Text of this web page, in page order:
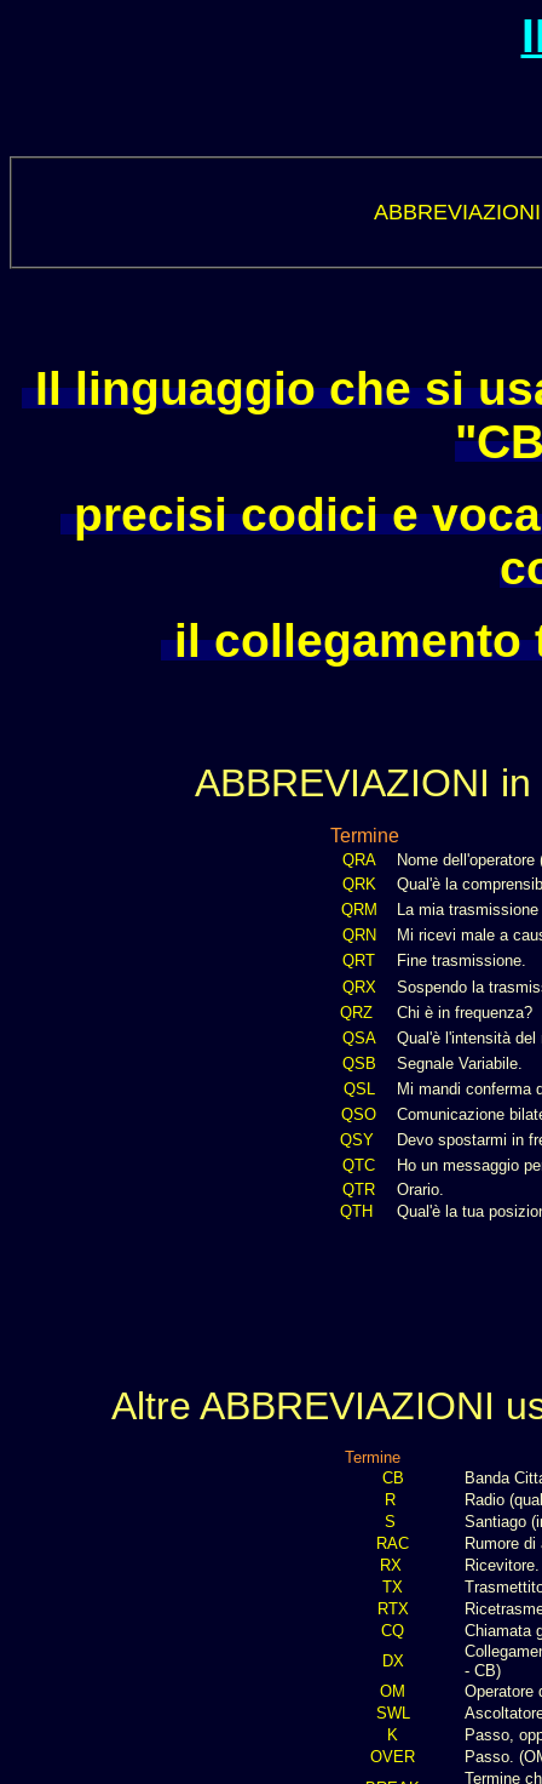
Il linguaggio che si
precisi codici e
il collegamento
ABBREVIAZIONI in
Termine
QRA
Nome
QRK
Qual'è la
QRM
La mia
QRN
Mi ricevi male a
QRT
Fine trasmissione.
QRX
Sospendo la
QRZ
Chi è in frequenza?
QSA
Qual'è l'intensità
QSB
Segnale Variabile.
QSL
Mi mandi conferma
QSO
Comunicazione
QSY
Devo spostarmi in
QTC
Ho un messaggio
QTR
Orario.
QTH
Qual'è la tua
Altre ABBREVIAZIONI
Termine
CB
Banda
R
Radio
S
Santiago
RAC
Rumore
RX
TX
RTX
CQ
Chiamata
DX
- CB)
OM
Operatore
SWL
K
Passo,
OVER
Passo.
Termine